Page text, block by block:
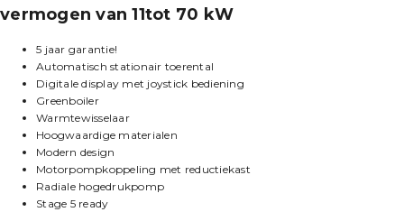
vermogen van 11tot 70 kW
5 jaar garantie!
Automatisch stationair toerental
Digitale display met joystick bediening
Greenboiler
Warmtewisselaar
Hoogwaardige materialen
Modern design
Motorpompkoppeling met reductiekast
Radiale hogedrukpomp
Stage 5 ready